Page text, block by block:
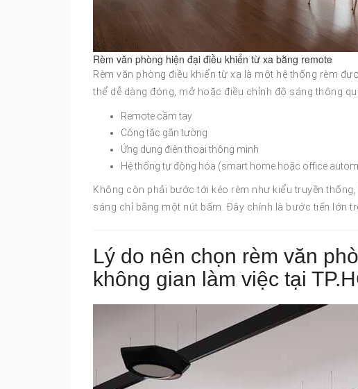
Rèm văn phòng hiện đại điều khiển từ xa bằng remote
Rèm văn phòng điều khiển từ xa là một hệ thống rèm
thể dễ dàng đóng, mở hoặc điều chỉnh độ sáng thông
Remote cầm tay
Công tắc gắn tường
Ứng dụng điện thoại thông minh
Hệ thống tự động hóa (smart home hoặc office
Không còn phải bước tới kéo rèm như kiểu truyền
sáng chỉ bằng một nút bấm. Đây chính là bước tiến lớn
Lý do nên chọn rèm văn
không gian làm việc tại